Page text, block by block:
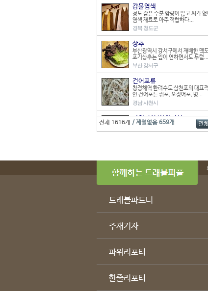
감물염색
청도 감은 수분 함량이 많고 씨가 없
염색 재료로 아주 적합하다...
경북 청도군
상추
부산광역시 강서구에서 재배한 맥
포기상추는 잎이 연하면서도 두텁...
부산 강서구
건어포류
청정해역 한려수도 삼천포의 대표적
인 건어포는 쥐포, 오징어포, 명...
경남 사천시
아위버섯/상황버섯
뜰아채 농업회사에 신품종으로 육
재배하고 있는 아위버섯은 단맛이...
서 유기질 퇴비로 재배되는 함...
전남 함평군
방곡도예촌은 17C 경부터 백자와 분
충북 단양군
전체 1616개 / 제철없음 659개
트래블파트너
주재기자
파워리포터
한줄리포터